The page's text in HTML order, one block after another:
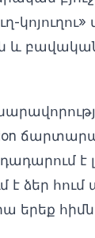
և
դադարում
է ձեր
երեք